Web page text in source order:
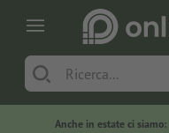
Anche in estate ci siamo: